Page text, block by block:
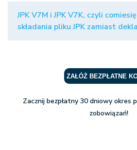
JPK V7M i JPK V7K, czyli
składania pliku JPK zamiast
ZAŁÓŻ BEZPŁATNE
Zacznij bezpłatny 30 dniowy okres
zobowiązań!